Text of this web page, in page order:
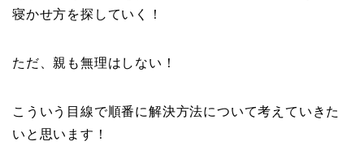
寝かせ方を探していく！
ただ、親も無理はしない！
こういう目線で順番に解決方法について考えていきた
いと思います！